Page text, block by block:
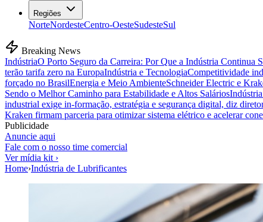
Regiões
NorteNordesteCentro-OesteSudesteSul
Breaking News
IndústriaO Porto Seguro da Carreira: Por Que a Indústria Continua
terão tarifa zero na EuropaIndústria e TecnologiaCompetitividade
forçado no BrasilEnergia e Meio AmbienteSchneider Electric e
Sendo o Melhor Caminho para Estabilidade e Altos Salários
industrial exige in-formação, estratégia e segurança digital, diz
Kraken firmam parceria para otimizar sistema elétrico e acelerar
Publicidade
Anuncie aqui
Fale com o nosso time comercial
Ver mídia kit ›
Home›Indústria de Lubrificantes